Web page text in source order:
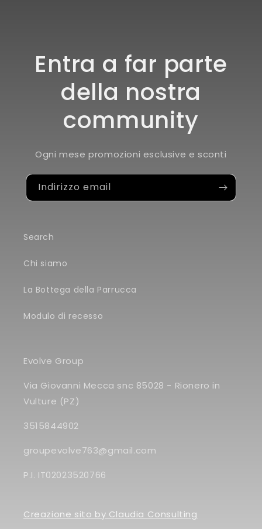
Entra a far parte
della nostra
community
Ogni mese promozioni esclusive e sconti
Indirizzo email
Search
Chi siamo
La Bottega della Parrucca
Modulo di recesso
Evolve Group
Via Giovanni Mecca snc 85028 - Rionero in
Vulture (PZ)
3515844902
groupevolve763@gmail.com
P.I. IT02023520766
Creazione sito by Claudia Consulting